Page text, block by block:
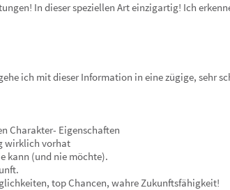
In dieser speziellen Art einzigartig! Ich
ich mit dieser Information in eine zügige, sehr
Charakter- Eigenschaften
wirklich vorhat
kann (und nie möchte).
top Chancen, wahre Zukunftsfähigkeit!